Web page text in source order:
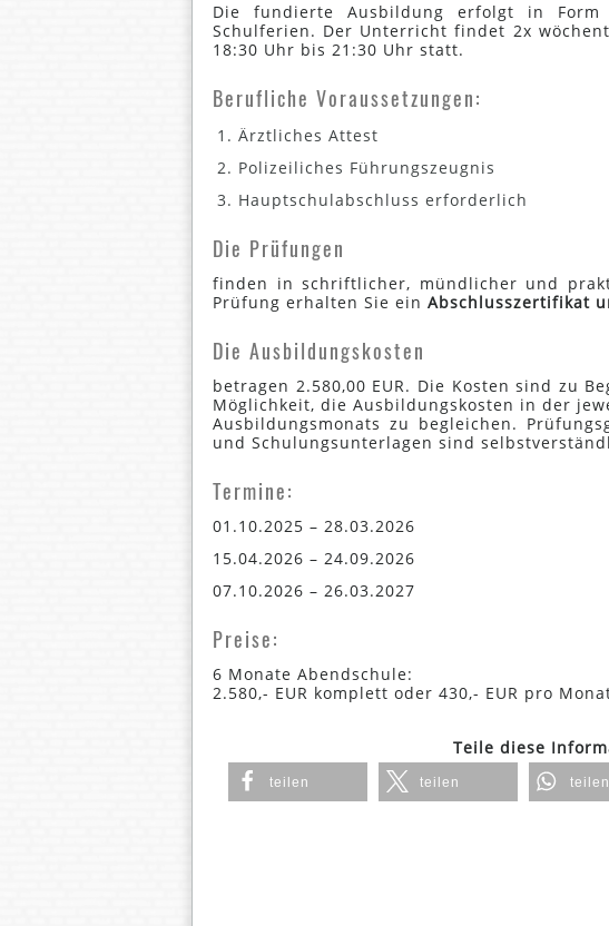
Die fundierte Ausbildung erfolgt in
Schulferien. Der Unterricht findet 2x
18:30 Uhr bis 21:30 Uhr statt.
Berufliche Voraussetzungen:
Ärztliches Attest
Polizeiliches Führungszeugnis
Hauptschulabschluss erforderlich
Die Prüfungen
finden in schriftlicher, mündlicher und
Prüfung erhalten Sie ein Abschlusszertifikat
Die Ausbildungskosten
betragen 2.580,00 EUR. Die Kosten sind zu
Möglichkeit, die Ausbildungskosten in der
Ausbildungsmonats zu begleichen.
und Schulungsunterlagen sind
Termine:
01.10.2025 – 28.03.2026
15.04.2026 – 24.09.2026
07.10.2026 – 26.03.2027
Preise:
6 Monate Abendschule:
2.580,- EUR komplett oder 430,- EUR pro
Teile diese
teilen teilen teilen